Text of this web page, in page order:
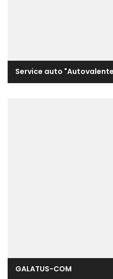
Service auto
GALATUS-COM